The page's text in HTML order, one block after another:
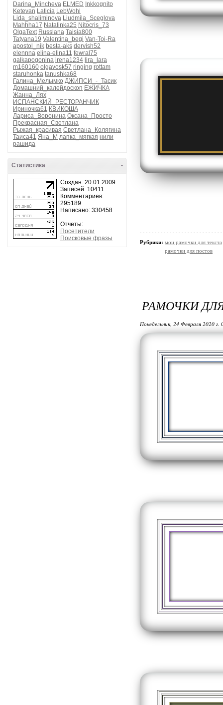
Darina_Mincheva ELMED Inkkognito
Ketevan Laticia LebWohl
Lida_shaliminova Liudmila_Sceglova
Mahhha17 Natalinka25 Nitocris_73
OlgaText Russlana Taisia800
Tatyana19 Valentina_begi Van-Toi-Ra
apostol_nik besta-aks dervish52
elennna elina-elina11 fewral75
galkapogonina irena1234 lira_lara
m160160 olgavosk57 ringing rottam
staruhonka tanushka68
Галина_Мелымко ДЖИПСИ_-_Тасик
Домашний_калейдоскоп ЕЖИЧКА
Жанна_Лях
ИСПАНСКИЙ_РЕСТОРАНЧИК
Ириночка61 КВИКОША
Лариса_Воронина Оксана_Просто
Прекрасная_Светлана
Рыжая_красивая Светлана_Колягина
Таиса41 Яна_М лапка_мягкая нили
рашида
-
Статистика
Создан: 20.01.2009
Записей: 10411
Комментариев:
295189
Написано: 330458
Отчеты:
Посетители
Поисковые фразы
Рубрики: мои рамочки для текста
рамочки для постов
РАМОЧКИ
Понедельник, 24 Февраля 2020